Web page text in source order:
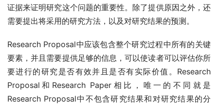
证据来证明研究这个问题的重要性。除了提供原因之外，还
需要提出将采用的研究方法，以及对研究结果的预测。
Research Proposal中应该包含整个研究过程中所有的关键
要素，并且需要提供足够的信息，可以使读者可以评估你所
要进行的研究是否有效并且是否有实际价值。Research
Proposal和Research Paper相比，唯一的不同就是
Research Proposal中不包含研究结果和对研究结果的分